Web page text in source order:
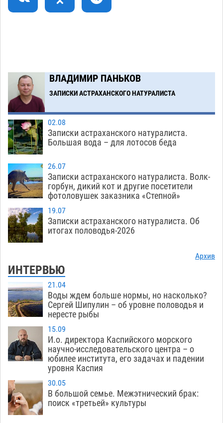
Загрузить еще
ВЛАДИМИР ПАНЬКОВ
ЗАПИСКИ АСТРАХАНСКОГО НАТУРАЛИСТА
02.08
Записки астраханского натуралиста.
Большая вода – для лотосов беда
26.07
Записки астраханского натуралиста. Волк-
горбун, дикий кот и другие посетители
фотоловушек заказника «Степной»
19.07
Записки астраханского натуралиста. Об
итогах половодья-2026
Архив
ИНТЕРВЬЮ
21.04
Воды ждем больше нормы, но насколько?
Сергей Шипулин – об уровне половодья и
нересте рыбы
15.09
И.о. директора Каспийского морского
научно-исследовательского центра – о
юбилее института, его задачах и падении
уровня Каспия
30.05
В большой семье. Межэтнический брак:
поиск «третьей» культуры